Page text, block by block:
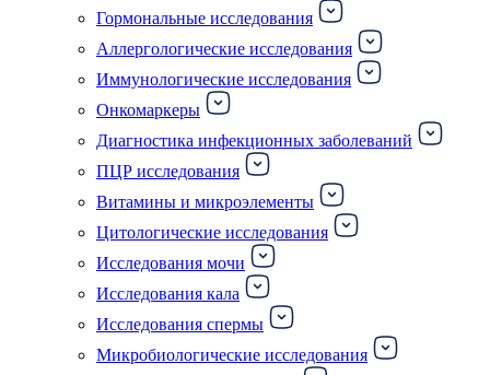
Гормональные исследования
Аллергологические исследования
Иммунологические исследования
Онкомаркеры
Диагностика инфекционных заболеваний
ПЦР исследования
Витамины и микроэлементы
Цитологические исследования
Исследования мочи
Исследования кала
Исследования спермы
Микробиологические исследования